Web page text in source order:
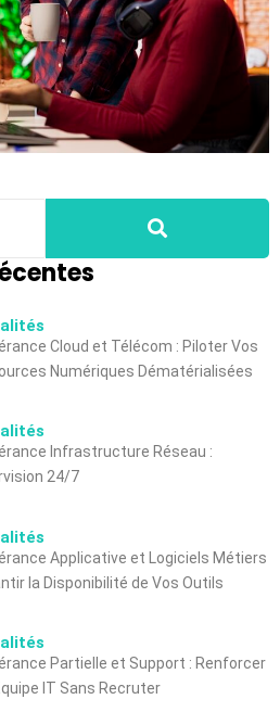
Cloud et Télécom : Piloter Vos
Numériques Dématérialisées
Infrastructure Réseau :
24/7
Applicative et Logiciels Métiers
la Disponibilité de Vos Outils
Partielle et Support : Renforcer
IT Sans Recruter